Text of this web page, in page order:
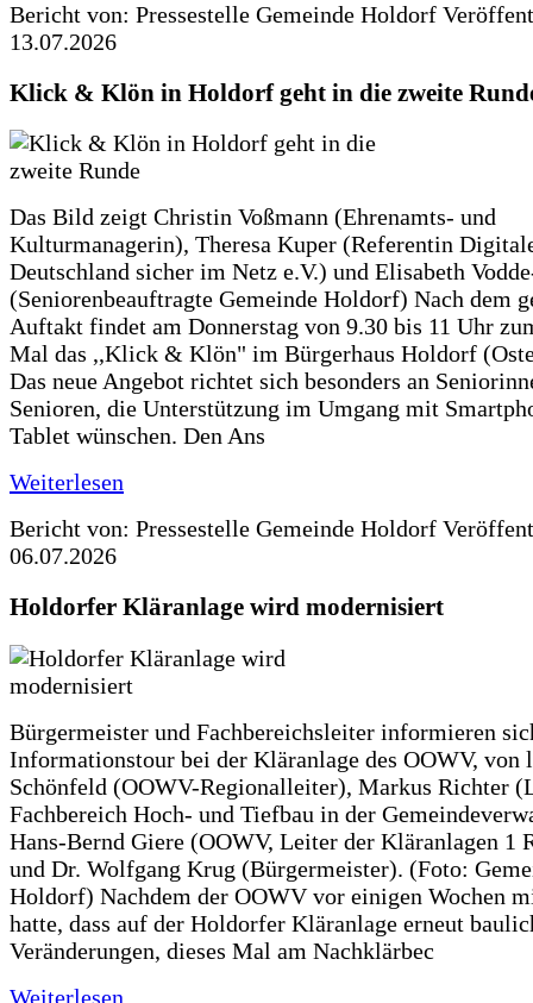
Bericht von: Pressestelle Gemeinde Holdorf
13.07.2026
Klick & Klön in Holdorf geht in die zweite
Das Bild zeigt Christin Voßmann (Ehrenamts- und
Kulturmanagerin), Theresa Kuper (Referentin
Deutschland sicher im Netz e.V.) und Elisabeth
(Seniorenbeauftragte Gemeinde Holdorf) Nach dem
Auftakt findet am Donnerstag von 9.30 bis 11 Uhr
Mal das ,,Klick & Klön" im Bürgerhaus Holdorf
Das neue Angebot richtet sich besonders an
Senioren, die Unterstützung im Umgang mit
Tablet wünschen. Den Ans
Weiterlesen
Bericht von: Pressestelle Gemeinde Holdorf
06.07.2026
Holdorfer Kläranlage wird modernisiert
Bürgermeister und Fachbereichsleiter informieren
Informationstour bei der Kläranlage des OOWV, von
Schönfeld (OOWV-Regionalleiter), Markus Richter
Fachbereich Hoch- und Tiefbau in der
Hans-Bernd Giere (OOWV, Leiter der Kläranlagen 1
und Dr. Wolfgang Krug (Bürgermeister). (Foto:
Holdorf) Nachdem der OOWV vor einigen Wochen
hatte, dass auf der Holdorfer Kläranlage erneut
Veränderungen, dieses Mal am Nachklärbec
Weiterlesen